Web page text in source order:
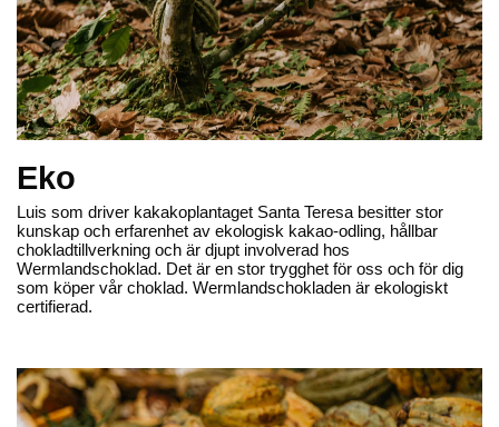
Eko
Luis som driver kakakoplantaget Santa Teresa besitter stor
kunskap och erfarenhet av ekologisk kakao-odling, hållbar
chokladtillverkning och är djupt involverad hos
Wermlandschoklad. Det är en stor trygghet för oss och för dig
som köper vår choklad. Wermlandschokladen är ekologiskt
certifierad.
Hjälp
Bli återförsäljare
FAQ
Återförsäljare - Villkor
Inspiration
Recept
Trender
Chokladprovning
Chokladens dag